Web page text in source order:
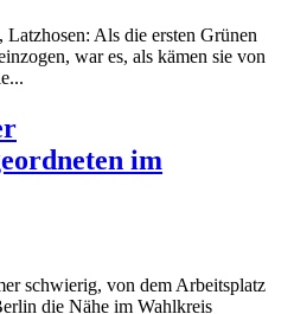
Als die ersten Grünen
war es, als kämen sie von
im
schwierig, von dem Arbeitsplatz
die Nähe im Wahlkreis